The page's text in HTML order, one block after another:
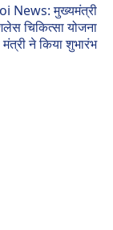
News: मुख्यमंत्री
चिकित्सा योजना
ने किया शुभारंभ